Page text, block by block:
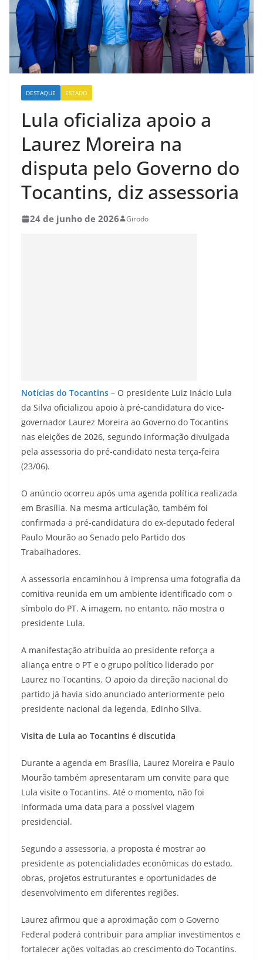
DESTAQUE ESTADO
Lula oficializa apoio a
Laurez Moreira na
disputa pelo Governo do
Tocantins, diz assessoria
24 de junho de 2026 Girodo
Notícias do Tocantins – O presidente Luiz Inácio Lula
da Silva oficializou apoio à pré-candidatura do vice-
governador Laurez Moreira ao Governo do Tocantins
nas eleições de 2026, segundo informação divulgada
pela assessoria do pré-candidato nesta terça-feira
(23/06).
O anúncio ocorreu após uma agenda política realizada
em Brasília. Na mesma articulação, também foi
confirmada a pré-candidatura do ex-deputado federal
Paulo Mourão ao Senado pelo Partido dos
Trabalhadores.
A assessoria encaminhou à imprensa uma fotografia da
comitiva reunida em um ambiente identificado com o
símbolo do PT. A imagem, no entanto, não mostra o
presidente Lula.
A manifestação atribuída ao presidente reforça a
aliança entre o PT e o grupo político liderado por
Laurez no Tocantins. O apoio da direção nacional do
partido já havia sido anunciado anteriormente pelo
presidente nacional da legenda, Edinho Silva.
Visita de Lula ao Tocantins é discutida
Durante a agenda em Brasília, Laurez Moreira e Paulo
Mourão também apresentaram um convite para que
Lula visite o Tocantins. Até o momento, não foi
informada uma data para a possível viagem
presidencial.
Segundo a assessoria, a proposta é mostrar ao
presidente as potencialidades econômicas do estado,
obras, projetos estruturantes e oportunidades de
desenvolvimento em diferentes regiões.
Laurez afirmou que a aproximação com o Governo
Federal poderá contribuir para ampliar investimentos e
fortalecer ações voltadas ao crescimento do Tocantins.